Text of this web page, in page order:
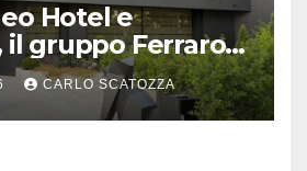
Hotel e
il gruppo Ferraro
e il gusto
Caserta
CARLO SCATOZZA